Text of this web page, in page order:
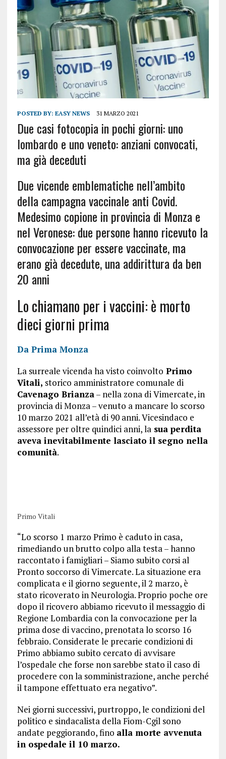
POSTED BY: EASY NEWS 31 MARZO 2021
Due casi fotocopia in pochi giorni: uno
lombardo e uno veneto: anziani convocati,
ma già deceduti
Due vicende emblematiche nell’ambito
della campagna vaccinale anti Covid.
Medesimo copione in provincia di Monza e
nel Veronese: due persone hanno ricevuto la
convocazione per essere vaccinate, ma
erano già decedute, una addirittura da ben
20 anni
Lo chiamano per i vaccini: è morto
dieci giorni prima
Da Prima Monza
La surreale vicenda ha visto coinvolto Primo
Vitali, storico amministratore comunale di
Cavenago Brianza– nella zona di Vimercate, in
provincia di Monza – venuto a mancare lo scorso
10 marzo 2021 all’età di 90 anni. Vicesindaco e
assessore per oltre quindici anni, lasua perdita
aveva inevitabilmente lasciato il segno nella
comunità.
Primo Vitali
“Lo scorso 1 marzo Primo è caduto in casa,
rimediando un brutto colpo alla testa – hanno
raccontato i famigliari – Siamo subito corsi al
Pronto soccorso di Vimercate. La situazione era
complicata e il giorno seguente, il 2 marzo, è
stato ricoverato in Neurologia. Proprio poche ore
dopo il ricovero abbiamo ricevuto il messaggio di
Regione Lombardia con la convocazione per la
prima dose di vaccino, prenotata lo scorso 16
febbraio. Considerate le precarie condizioni di
Primo abbiamo subito cercato di avvisare
l’ospedale che forse non sarebbe stato il caso di
procedere con la somministrazione, anche perché
il tampone effettuato era negativo”.
Nei giorni successivi, purtroppo, le condizioni del
politico e sindacalista della Fiom-Cgil sono
andate peggiorando, fino alla morte avvenuta
in ospedale il 10 marzo.